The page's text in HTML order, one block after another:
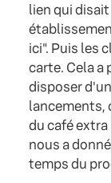
lien qui
ici". Puis les
carte. Cela a
disposer
lancements,
du café
nous a
temps du